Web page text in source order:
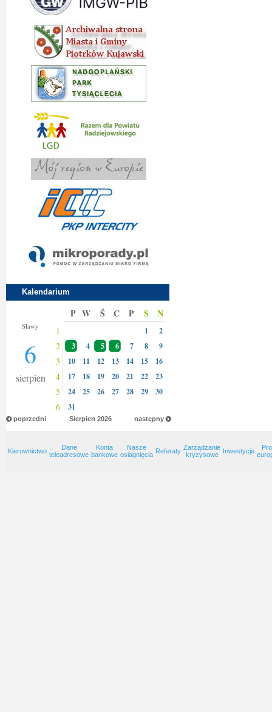
Kalendarium
Sławy
6
sierpien
P W Ś C P S N
1 1 2
2 3 4 5 6 7 8 9
3 10 11 12 13 14 15 16
4 17 18 19 20 21 22 23
5 24 25 26 27 28 29 30
6 31
poprzedni następny
Sierpien 2026
Kierownictwo
Dane
teleadresowe
Konta
bankowe
Nasze
osiagnięcia Referaty Zarządzanie
kryzysowe
Inwestycje